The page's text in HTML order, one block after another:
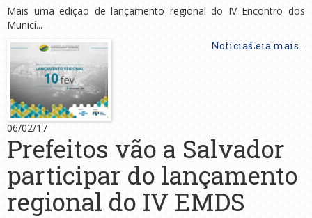
Mais uma edição de lançamento regional do IV Encontro dos
Municí...
NotíciasLeia mais...
06/02/17
Prefeitos vão a Salvador
participar do lançamento
regional do IV EMDS